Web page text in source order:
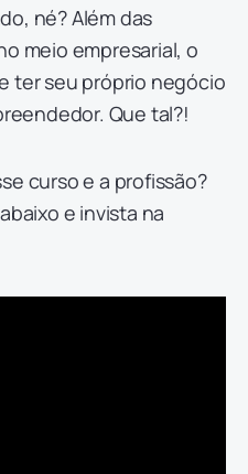
né? Além das
meio empresarial, o
ter seu próprio negócio
Que tal?!
curso e a profissão?
e invista na